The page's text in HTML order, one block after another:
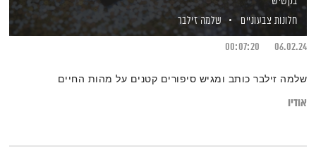
חלונות צבעוניים
שלמה זילבר
06.02.24
00:07:20
שלמה זילבר כותב ומגיש סיפורים קטנים על מהות החיים
אודיו